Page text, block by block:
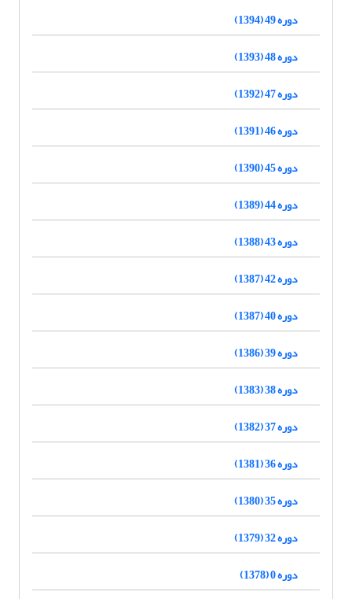
دوره 49 (1394)
دوره 48 (1393)
دوره 47 (1392)
دوره 46 (1391)
دوره 45 (1390)
دوره 44 (1389)
دوره 43 (1388)
دوره 42 (1387)
دوره 40 (1387)
دوره 39 (1386)
دوره 38 (1383)
دوره 37 (1382)
دوره 36 (1381)
دوره 35 (1380)
دوره 32 (1379)
دوره 0 (1378)